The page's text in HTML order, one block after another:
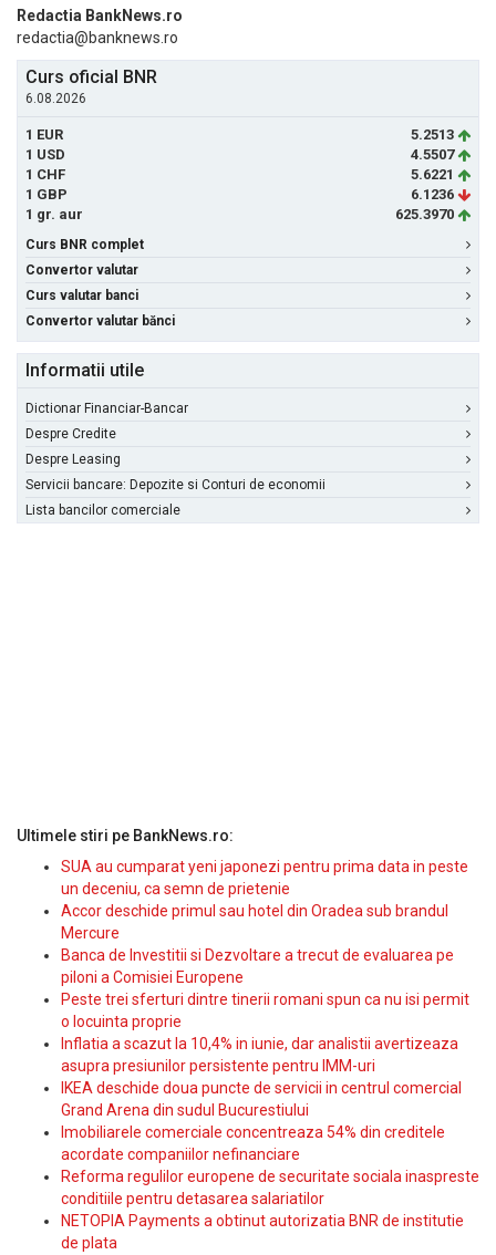
Redactia BankNews.ro
redactia@banknews.ro
Curs oficial BNR
6.08.2026
1 EUR
5.2513
1 USD
4.5507
1 CHF
5.6221
1 GBP
6.1236
1 gr. aur
625.3970
Curs BNR complet
Convertor valutar
Curs valutar banci
Convertor valutar bănci
Informatii utile
Dictionar Financiar-Bancar
Despre Credite
Despre Leasing
Servicii bancare: Depozite si Conturi de economii
Lista bancilor comerciale
Ultimele stiri pe BankNews.ro:
SUA au cumparat yeni japonezi pentru prima data in peste
un deceniu, ca semn de prietenie
Accor deschide primul sau hotel din Oradea sub brandul
Mercure
Banca de Investitii si Dezvoltare a trecut de evaluarea pe
piloni a Comisiei Europene
Peste trei sferturi dintre tinerii romani spun ca nu isi permit
o locuinta proprie
Inflatia a scazut la 10,4% in iunie, dar analistii avertizeaza
asupra presiunilor persistente pentru IMM-uri
IKEA deschide doua puncte de servicii in centrul comercial
Grand Arena din sudul Bucurestiului
Imobiliarele comerciale concentreaza 54% din creditele
acordate companiilor nefinanciare
Reforma regulilor europene de securitate sociala inaspreste
conditiile pentru detasarea salariatilor
NETOPIA Payments a obtinut autorizatia BNR de institutie
de plata